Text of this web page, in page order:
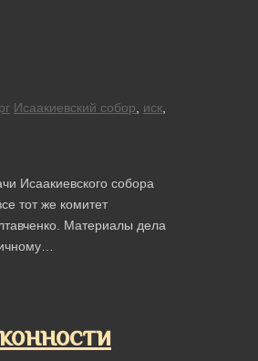
Исаакиевский собор иск
Исаакиевского собора
тот же комитет
Материалы дела